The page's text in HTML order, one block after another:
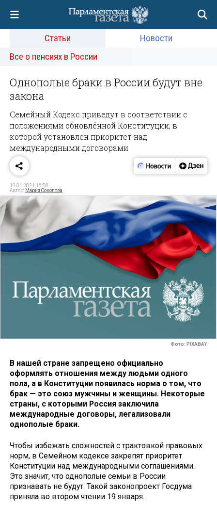
Статьи
Новости
Все о пенсиях в России
Однополые браки в России будут вне
закона
Семейный Кодекс приведут в соответствии с
положениями обновлённой Конституции, в
которой установлен приоритет над
международными договорами
19.01.2021 16:56
Автор: Мария Соколова
Фото: PIXABAY
В нашей стране запрещено официально
оформлять отношения между людьми одного
пола, а в Конституции появилась норма о том, что
брак — это союз мужчины и женщины. Некоторые
страны, с которыми Россия заключила
международные договоры, легализовали
однополые браки.
Чтобы избежать сложностей с трактовкой правовых
норм, в Семейном кодексе закрепят приоритет
Конституции над международными соглашениями.
Это значит, что однополые семьи в России
признавать не будут. Такой законопроект Госдума
приняла во втором чтении 19 января.